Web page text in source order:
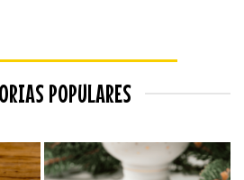
POPULARES